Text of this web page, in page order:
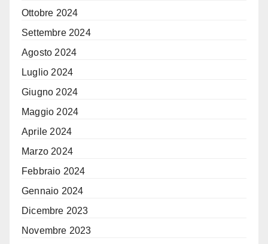
Ottobre 2024
Settembre 2024
Agosto 2024
Luglio 2024
Giugno 2024
Maggio 2024
Aprile 2024
Marzo 2024
Febbraio 2024
Gennaio 2024
Dicembre 2023
Novembre 2023